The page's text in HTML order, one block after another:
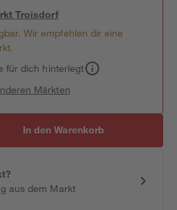
Troisdorf
Wir empfehlen dir eine
für dich hinterlegt
Märkten
In den Warenkorb
aus dem Markt